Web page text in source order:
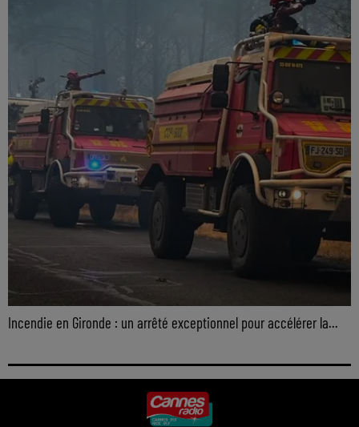
Incendie en Gironde : un arrêté exceptionnel pour accélérer la...